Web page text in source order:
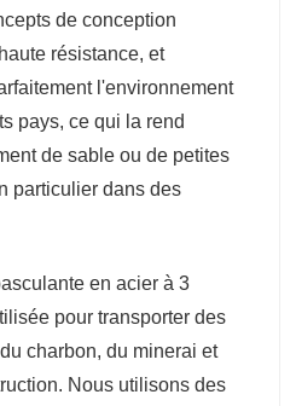
de conception
résistance, et
l'environnement
pays, ce qui la rend
de sable ou de petites
particulier dans des
en acier à 3
pour transporter des
charbon, du minerai et
Nous utilisons des